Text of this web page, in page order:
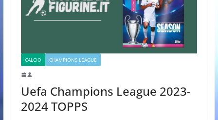
CALCIO CHAMPIONS LEAGUE
Uefa Champions League 2023-
2024 TOPPS